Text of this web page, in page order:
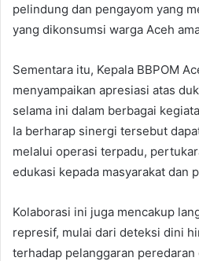
pelindung dan pengayom yang
yang dikonsumsi warga Aceh
Sementara itu, Kepala BBPOM
menyampaikan apresiasi atas
selama ini dalam berbagai
Ia berharap sinergi tersebut
melalui operasi terpadu,
edukasi kepada masyarakat dan
Kolaborasi ini juga mencakup
represif, mulai dari deteksi dini
terhadap pelanggaran peredaran